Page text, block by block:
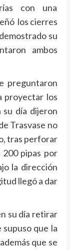
con una
los cierres
su
ambos
preguntaron
proyectar los
su día dijeron
Trasvase no
tras perforar
200 pipas por
la dirección
llegó a dar
su día retirar
supuso que la
que se